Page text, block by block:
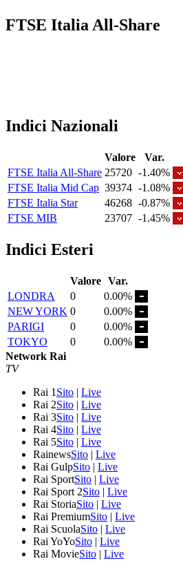
FTSE Italia All-Share
Indici Nazionali
Valore
Var.
FTSE Italia All-Share 25720 -1.40%
FTSE Italia Mid Cap 39374 -1.08%
FTSE Italia Star
46268 -0.87%
FTSE MIB
23707 -1.45%
Indici Esteri
Valore Var.
LONDRA
0
0.00%
NEW YORK 0
0.00%
PARIGI
0
0.00%
TOKYO
0
0.00%
Network Rai
TV
Rai 1 Sito | Live
Rai 2Sito | Live
Rai 3Sito | Live
Rai 4Sito | Live
Rai 5Sito | Live
RainewsSito | Live
Rai GulpSito | Live
Rai SportSito | Live
Rai Sport 2Sito | Live
Rai StoriaSito | Live
Rai PremiumSito | Live
Rai ScuolaSito | Live
Rai YoYoSito | Live
Rai MovieSito | Live